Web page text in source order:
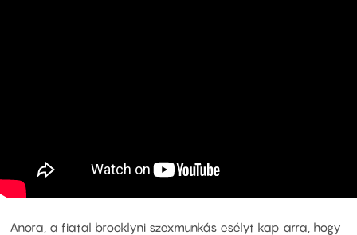
Anora, a fiatal brooklyni szexmunkás esélyt kap arra, hogy